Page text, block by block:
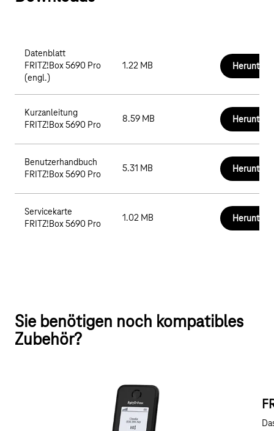
Datenblatt
FRITZ!Box 5690 Pro
(engl.)
1.22 MB
Kurzanleitung
FRITZ!Box 5690 Pro
8.59 MB
Benutzerhandbuch
FRITZ!Box 5690 Pro
5.31 MB
Servicekarte
FRITZ!Box 5690 Pro
1.02 MB
Sie benötigen noch kompatibles
Zubehör?
Das FRITZ!Fon M3 ist ein kostengünstiges